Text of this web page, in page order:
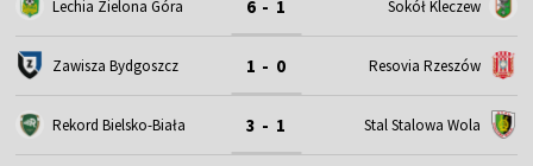
Lechia Zielona Góra 6 - 1 Sokół Kleczew
Zawisza Bydgoszcz 1 - 0 Resovia Rzeszów
Rekord Bielsko-Biała 3 - 1 Stal Stalowa Wola